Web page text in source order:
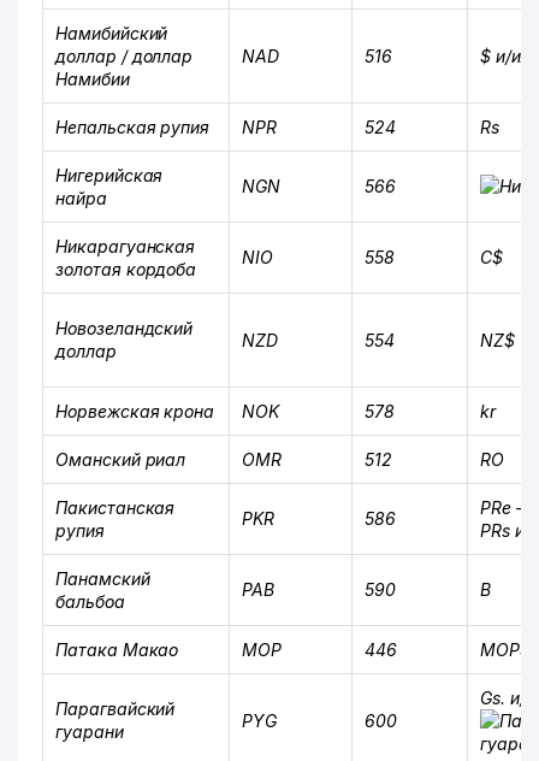
Намибийский
доллар / доллар
Намибии
NAD 516 $ и/
Непальская рупия NPR 524 Rs
Нигерийская
найра
NGN 566
Никарагуанская
золотая кордоба
NIO 558 C$
Новозеландский
доллар
NZD 554 NZ$
Норвежская крона NOK 578 kr
Оманский риал OMR 512 RO
Пакистанская
рупия
PKR 586
PRe –
PRs и/
Панамский
бальбоа
PAB 590 B
Патака Макао MOP 446 MOP$
Парагвайский
гуарани
PYG 600
Gs. и/